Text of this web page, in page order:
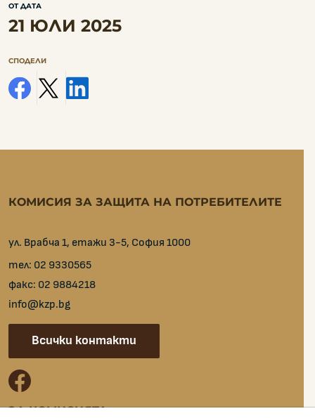
ОТ ДАТА
21 ЮЛИ 2025
СПОДЕЛИ
facebook
x linkedin
КОМИСИЯ ЗА ЗАЩИТА НА ПОТРЕБИТЕЛИТЕ
ул. Врабча 1, етажи 3-5, София 1000
тел: 02 9330565
факс: 02 9884218
info@kzp.bg
Всички контакти
facebook
ЗА КОМИСИЯТА